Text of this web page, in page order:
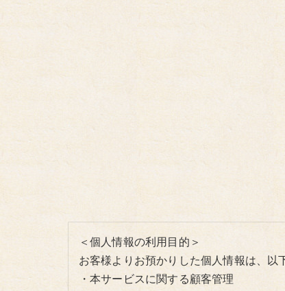
＜個人情報の利用目的＞
お客様よりお預かりした個人情報は、以
・本サービスに関する顧客管理